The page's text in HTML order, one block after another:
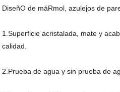
DiseñO de máRmol, azulejos de
1.Superficie acristalada, mate y
calidad.
2.Prueba de agua y sin prueba de